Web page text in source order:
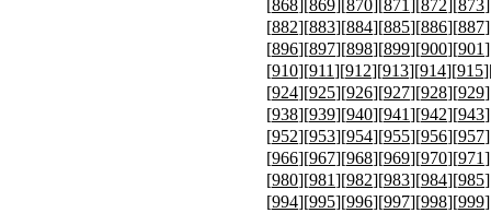
[868][869][870][871][872][873
[882][883][884][885][886][887
[896][897][898][899][900][901
[910][911][912][913][914][915
[924][925][926][927][928][929
[938][939][940][941][942][943
[952][953][954][955][956][957
[966][967][968][969][970][971
[980][981][982][983][984][985
[994][995][996][997][998][999